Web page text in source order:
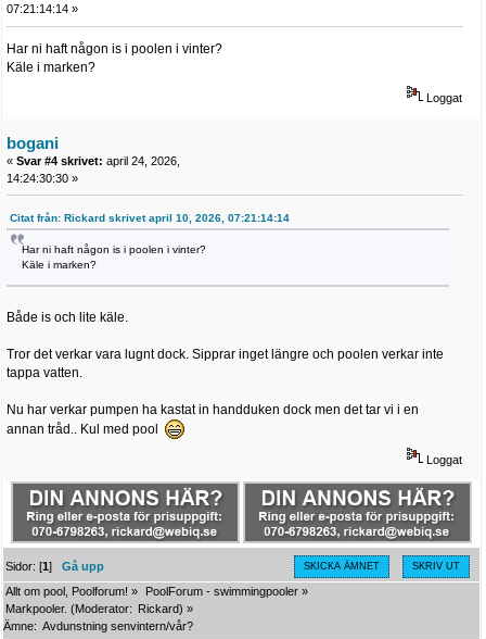
07:21:14:14 »
Har ni haft någon is i poolen i vinter?
Käle i marken?
Loggat
bogani
« Svar #4 skrivet: april 24, 2026,
14:24:30:30 »
Citat från: Rickard skrivet april 10, 2026, 07:21:14:14
Har ni haft någon is i poolen i vinter?
Käle i marken?
Både is och lite käle.
Tror det verkar vara lugnt dock. Sipprar inget längre och poolen verkar inte
tappa vatten.
Nu har verkar pumpen ha kastat in handduken dock men det tar vi i en
annan tråd.. Kul med pool
Loggat
SKICKA ÄMNET SKRIV UT
Sidor: [1]Gå upp
Allt om pool, Poolforum! » PoolForum - swimmingpooler »
Markpooler. (Moderator: Rickard) »
Ämne: Avdunstning senvintern/vår?